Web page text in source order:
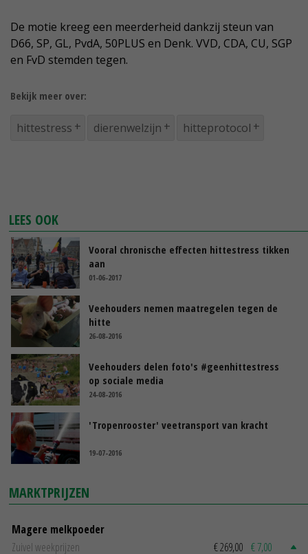
De motie kreeg een meerderheid dankzij steun van
D66, SP, GL, PvdA, 50PLUS en Denk. VVD, CDA, CU, SGP
en FvD stemden tegen.
Bekijk meer over:
hittestress dierenwelzijn hitteprotocol
LEES OOK
Vooral chronische effecten hittestress tikken
aan
01-06-2017
Veehouders nemen maatregelen tegen de
hitte
26-08-2016
Veehouders delen foto's #geenhittestress
op sociale media
24-08-2016
'Tropenrooster' veetransport van kracht
19-07-2016
MARKTPRIJZEN
Magere melkpoeder
Zuivel weekprijzen
€ 269,00 € 7,00